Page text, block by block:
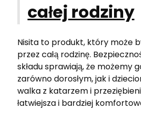
całej rodziny
Nisita to produkt, który może
przez całą rodzinę.
składu sprawiają, że możemy
zarówno dorosłym, jak i
walka z katarzem i
łatwiejsza i bardziej